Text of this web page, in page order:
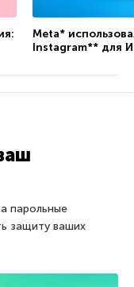
Meta*
Instagram** для
парольные
защиту ваших